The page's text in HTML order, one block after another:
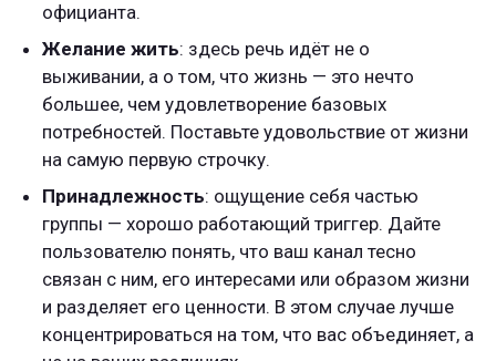
официанта.
Желание жить: здесь речь идёт не о
выживании, а о том, что жизнь — это нечто
большее, чем удовлетворение базовых
потребностей. Поставьте удовольствие от жизни
на самую первую строчку.
Принадлежность: ощущение себя частью
группы — хорошо работающий триггер. Дайте
пользователю понять, что ваш канал тесно
связан с ним, его интересами или образом жизни
и разделяет его ценности. В этом случае лучше
концентрироваться на том, что вас объединяет, а